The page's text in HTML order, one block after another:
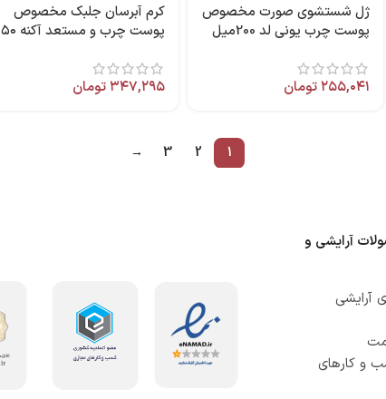
ژل شستشوي صورت مخصوص
پوست چرب يوني لد 200ميل
۲۵۵,۰۴۱تومان
کرم آبرسان جلبک مخصوص
پوست چرب و مستعد آکنه ۵۰
۳۴۷,۲۹۵تومان
1
2
3
→
آرایشی و
آرایشی
و کارهای